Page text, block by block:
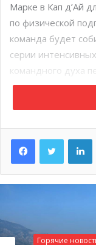
Марке в Кап д’Ай
по физической
команда будет
серии
командного духа
которое их
Горячие